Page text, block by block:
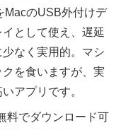
MacのUSB外付けデ
イとして使え、遅延
少なく実用的。マシ
クを食いますが、実
アプリです。
料でダウンロード可